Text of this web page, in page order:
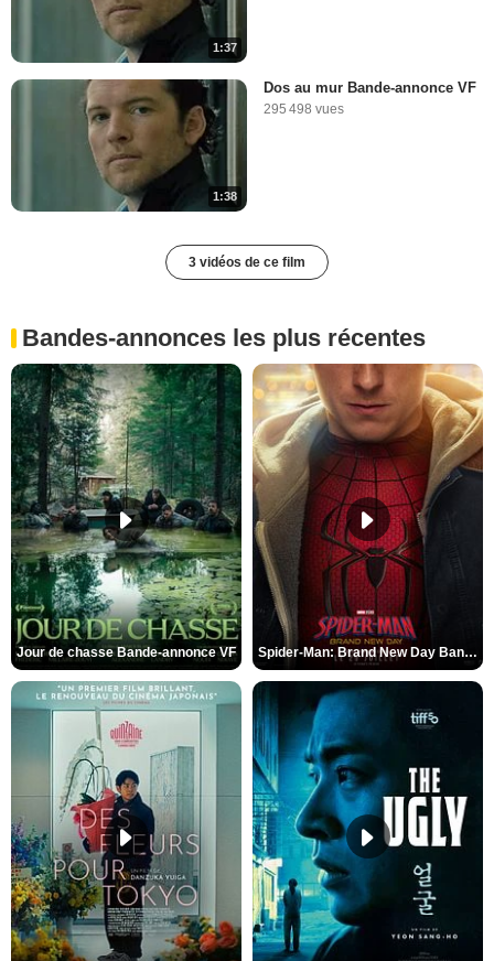
1:37
1:38
Dos au mur Bande-annonce VF
295 498 vues
3 vidéos de ce film
Bandes-annonces les plus récentes
Jour de chasse Bande-annonce VF Spider-Man: Brand New Day Bande-annonce (3) VO STFR